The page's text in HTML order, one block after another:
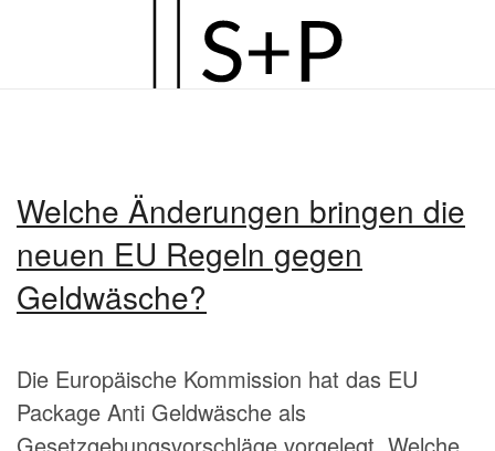
Hauptinhalt
Welche Änderungen bringen die
neuen EU Regeln gegen
Geldwäsche?
Die Europäische Kommission hat das EU
Package Anti Geldwäsche als